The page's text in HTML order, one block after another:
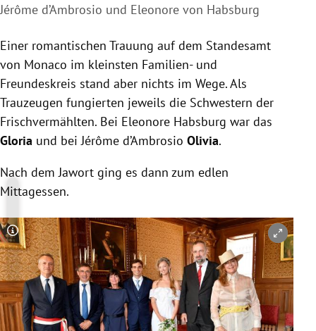
Jérôme d’Ambrosio und Eleonore von Habsburg
Einer romantischen Trauung auf dem Standesamt
von Monaco im kleinsten Familien- und
Freundeskreis stand aber nichts im Wege. Als
Trauzeugen fungierten jeweils die Schwestern der
Frischvermählten. Bei Eleonore Habsburg war das
Gloria und bei Jérôme d’Ambrosio Olivia.
Nach dem Jawort ging es dann zum edlen
Mittagessen.
Copyright-Hinweis öffnen/schließen